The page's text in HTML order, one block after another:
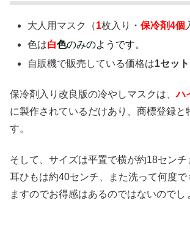
大人用マスク（1枚入り・保冷剤4個
色は白色のみのようです。
自販機で販売している価格は1セット
保冷剤入り改良版の冷やしマスクは、ハ
に製作されているだけあり、商標登録と
す。
そして、サイズは平置で横が約18センチ
耳ひもは約40センチ、また洗って何度で
ますのでお得感はあるのではないのでし